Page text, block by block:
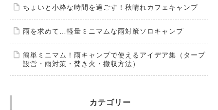
ちょいと小粋な時間を過ごす！秋晴れカフェキャンプ
雨を求めて…軽量ミニマムな雨対策ソロキャンプ
簡単ミニマム！雨キャンプで使えるアイデア集（タープ
設営・雨対策・焚き火・撤収方法）
カテゴリー